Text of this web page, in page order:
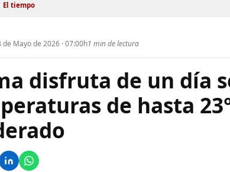
El tiempo
de Mayo de 2026 · 07:00h1 min de lectura
disfruta de un día
de hasta